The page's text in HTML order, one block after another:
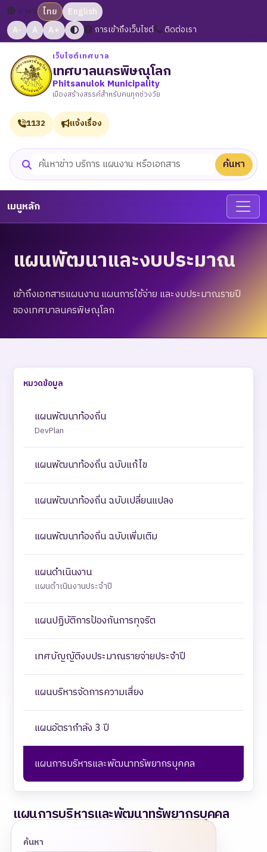
ภาษา: ไทย
English
A-
A A+ การเข้าถึงเว็บไซต์ ติดต่อเรา
เว็บไซต์เทศบาล
เทศบาลนครพิษณุโลก
Phitsanulok Municipality
เมืองสร้างสรรค์สำหรับคนทุกช่วงวัย
ค้นหาเว็บไซต์ ค้นหา
1132 แจ้งเรื่อง
เมนูหลัก
แผนพัฒนาและงบประมาณ
เข้าถึงเอกสารแผนงาน แผนการใช้จ่าย และงบประมาณรายปี
ของเทศบาลนครพิษณุโลก
หมวดข้อมูล
แผนพัฒนาท้องถิ่น
DevPlan
แผนพัฒนาท้องถิ่น ฉบับแก้ไข
แผนพัฒนาท้องถิ่น ฉบับเปลี่ยนแปลง
แผนพัฒนาท้องถิ่น ฉบับเพิ่มเติม
แผนดำเนินงาน
แผนดำเนินงานประจำปี
แผนปฏิบัติการป้องกันการทุจริต
เทศบัญญัติงบประมาณรายจ่ายประจำปี
แผนบริหารจัดการความเสี่ยง
แผนอัตรากำลัง 3 ปี
แผนการบริหารและพัฒนาทรัพยากรบุคคล
แผนการบริหารและพัฒนาทรัพยากรบุคคล
ค้นหา